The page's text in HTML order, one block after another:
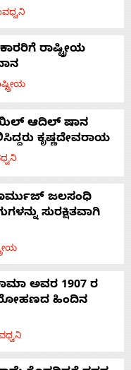
ರಾಷ್ಟ್ರೀಯ
ಆದಿಲ್ ಷಾನ
ಕೃಷ್ಣದೇವರಾಯ
ಜಲಸಂಧಿ
ಸುರಕ್ಷಿತವಾಗಿ
ಅವರ 1907 ರ
ಹಿಂದಿನ